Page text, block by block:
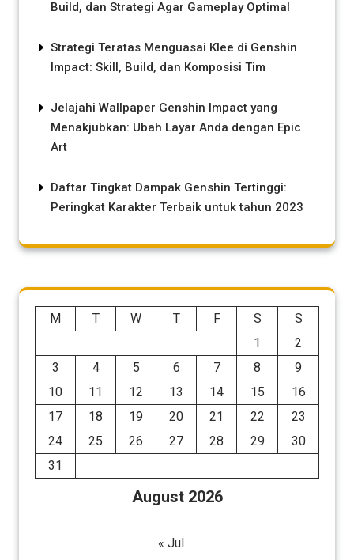
Build, dan Strategi Agar Gameplay Optimal
Strategi Teratas Menguasai Klee di Genshin
Impact: Skill, Build, dan Komposisi Tim
Jelajahi Wallpaper Genshin Impact yang
Menakjubkan: Ubah Layar Anda dengan Epic
Art
Daftar Tingkat Dampak Genshin Tertinggi:
Peringkat Karakter Terbaik untuk tahun 2023
August 2026
M T W T F S
S
1
2
3
4 5 6 7 8
9
10
11 12 13 14 15
16
17
18 19 20 21 22
23
24
25 26 27 28 29
30
31
« Jul